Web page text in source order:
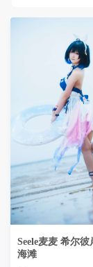
Seele麦麦 希尔
海滩